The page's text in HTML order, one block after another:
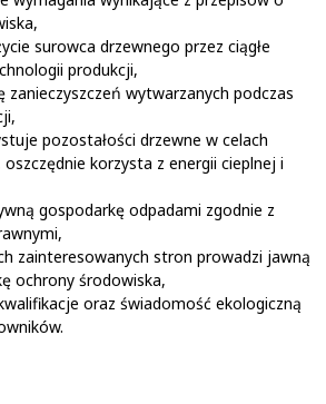
surowca drzewnego przez ciągłe
produkcji,
zanieczyszczeń wytwarzanych podczas
pozostałości drzewne w celach
korzysta z energii cieplnej i
gospodarkę odpadami zgodnie z
zainteresowanych stron prowadzi jawną
ochrony środowiska,
oraz świadomość ekologiczną